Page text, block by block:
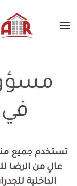
to main content
تستخدم جميع
عالٍ من الرضا
الداخلية